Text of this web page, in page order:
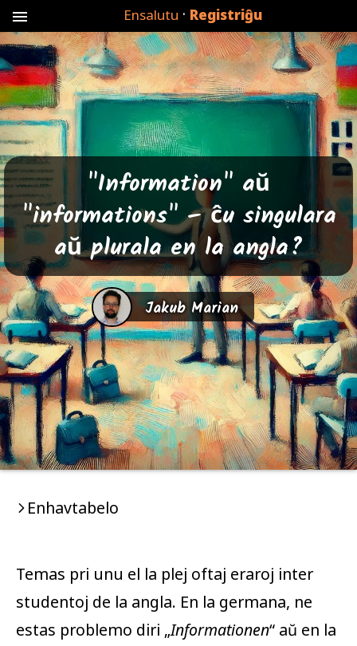
menu Ensalutu · Registriĝu
"Information" aŭ
"informations" – ĉu singulara
aŭ plurala en la angla?
Jakub Marian
Enhavtabelo
Temas pri unu el la plej oftaj eraroj inter
studentoj de la angla. En la germana, ne
estas problemo diri „Informationen“ aŭ en la